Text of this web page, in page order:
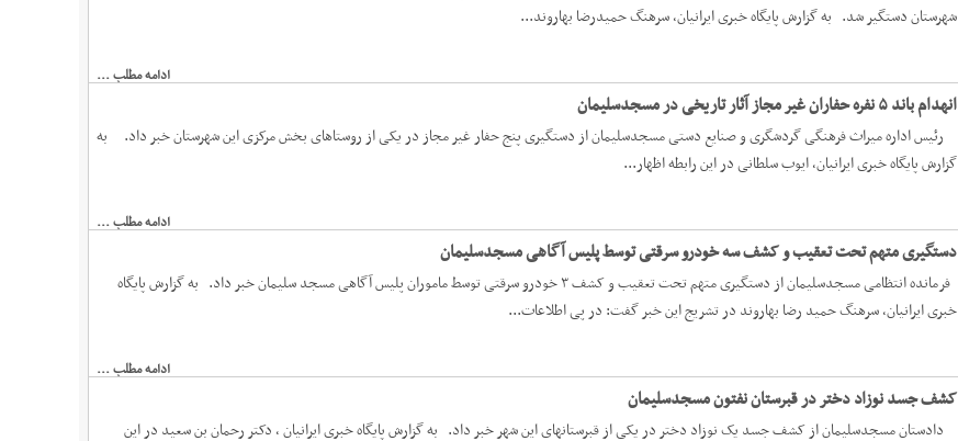
شهرستان دستگیر شد. به گزارش پایگاه خبری ایرانیان، سرهنگ حمیدرضا بهاروند...
ادامه مطلب ...
انهدام باند ۵ نفره حفاران غیر مجاز آثار تاریخی در مسجدسلیمان
رئیس اداره ميراث فرهنگی گردشگری و صنایع دستی مسجدسلیمان از دستگیری پنج حفار غیر مجاز در یکی از روستاهای بخش مرکزی این شهرستان خبر داد. به
گزارش پایگاه خبری ایرانیان، ایوب سلطانی در این رابطه اظهار...
ادامه مطلب ...
دستگیری متهم تحت تعقیب و کشف سه خودرو سرقتی توسط پلیس آگاهی مسجدسلیمان
فرمانده انتظامی مسجدسلیمان از دستگیری متهم تحت تعقیب و کشف ۳ خودرو سرقتی توسط ماموران پلیس آگاهی مسجد سلیمان خبر داد. به گزارش پایگاه
خبری ایرانیان، سرهنگ حمید رضا بهاروند در تشریج این ‌خبر گفت‌: در پی اطلاعات...
ادامه مطلب ...
کشف جسد نوزاد دختر در قبرستان نفتون مسجدسلیمان
دادستان مسجدسلیمان از کشف جسد یک نوزاد دختر در یکی از قبرستانهای این شهر خبر داد. به گزارش پایگاه خبری ایرانیان ، دکتر رحمان بن سعید در این